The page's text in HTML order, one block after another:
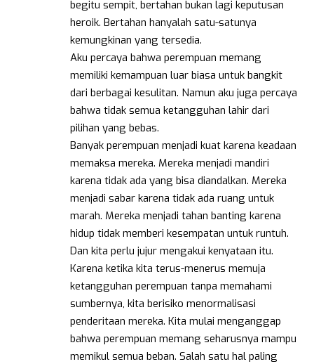
begitu sempit, bertahan bukan lagi keputusan
heroik. Bertahan hanyalah satu-satunya
kemungkinan yang tersedia.
Aku percaya bahwa perempuan memang
memiliki kemampuan luar biasa untuk bangkit
dari berbagai kesulitan. Namun aku juga percaya
bahwa tidak semua ketangguhan lahir dari
pilihan yang bebas.
Banyak perempuan menjadi kuat karena keadaan
memaksa mereka. Mereka menjadi mandiri
karena tidak ada yang bisa diandalkan. Mereka
menjadi sabar karena tidak ada ruang untuk
marah. Mereka menjadi tahan banting karena
hidup tidak memberi kesempatan untuk runtuh.
Dan kita perlu jujur mengakui kenyataan itu.
Karena ketika kita terus-menerus memuja
ketangguhan perempuan tanpa memahami
sumbernya, kita berisiko menormalisasi
penderitaan mereka. Kita mulai menganggap
bahwa perempuan memang seharusnya mampu
memikul semua beban. Salah satu hal paling